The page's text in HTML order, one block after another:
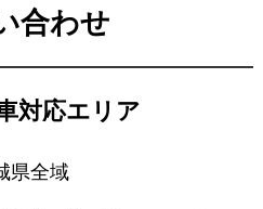
合わせ
対応エリア
県全域